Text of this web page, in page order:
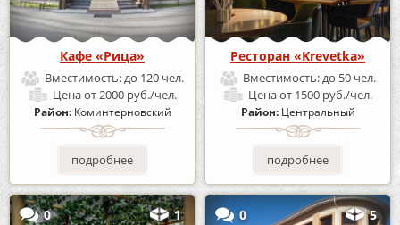
Кафе «Рица»
Вместимость:до 120 чел.
Ценаот 2000 руб./чел.
Район: Коминтерновский
подробнее
Ресторан «Krevetka»
Вместимость:до 50 чел.
Ценаот 1500 руб./чел.
Район: Центральный
подробнее
0 1 0 5